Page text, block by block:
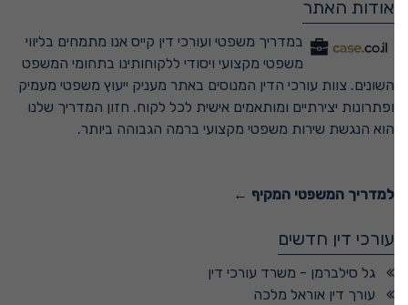
אודות האתר
במדריך משפטי ועורכי דין קייס אנו מתמחים בליווי
משפטי מקצועי ויסודי ללקוחותינו בתחומי המשפט
השונים. צוות עורכי הדין המנוסים באתר מעניק ייעוץ משפטי מעמיק
ופתרונות יצירתיים ומותאמים אישית לכל לקוח. חזון המדריך שלנו
הוא הנגשת שירות משפטי מקצועי ברמה הגבוהה ביותר.
למדריך המשפטי המקיף ←
עורכי דין חדשים
גל סילברמן - משרד עורכי דין
עורך דין אוראל מלכה